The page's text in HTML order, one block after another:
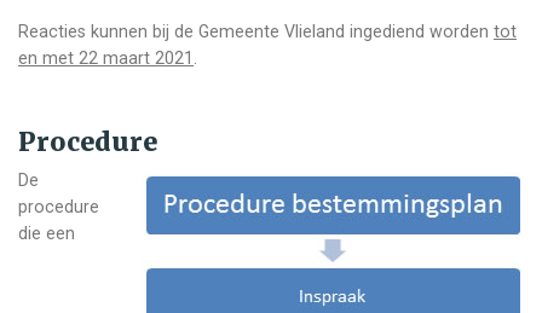
Reacties kunnen bij de Gemeente Vlieland ingediend worden tot
en met 22 maart 2021
Procedure
De
procedure
die een